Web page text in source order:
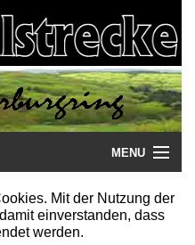
MENU
Mit der Nutzung der
einverstanden, dass
werden.